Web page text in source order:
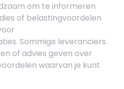
om te informeren
of belastingvoordelen
Sommige leveranciers
of advies geven over
waarvan je kunt